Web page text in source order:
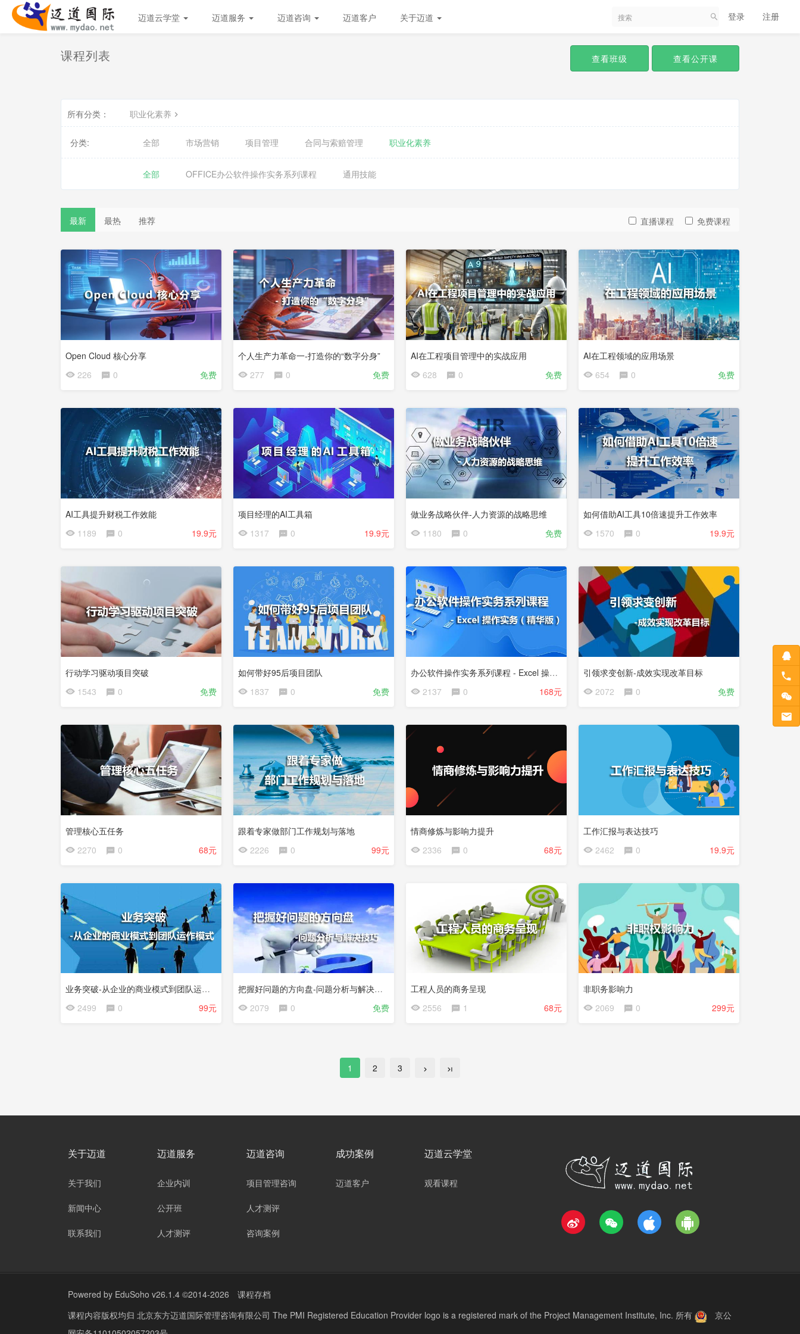
迈道云学堂 迈道服务 迈道咨询 迈道客户 关于迈道 登录 注册
课程列表 查看班级 查看公开课
所有分类： 职业化素养
分类: 全部 市场营销 项目管理 合同与索赔管理 职业化素养
全部 OFFICE办公软件操作实务系列课程 通用技能
最新 最热 推荐 直播课程 免费课程
Open Cloud 核心分享
226
0 免费
个人生产力革命一-打造你的“数字分身”
277
0 免费
AI在工程项目管理中的实战应用
628
0 免费
AI在工程领域的应用场景
654
0 免费
AI工具提升财税工作效能
1189
0 19.9元
试
看
项目经理的AI工具箱
1317
0 19.9元
做业务战略伙伴-人力资源的战略思维
1180
0 免费
如何借助AI工具10倍速提升工作效率
1570
0 19.9元
行动学习驱动项目突破
1543
0 免费
如何带好95后项目团队
1837
0 免费
办公软件操作实务系列课程 - Excel 操作实务（精华版）
2137
0 168元
引领求变创新-成效实现改革目标
2072
0 免费
管理核心五任务
2270
0 68元
试
看
跟着专家做部门工作规划与落地
2226
0 99元
试
看
情商修炼与影响力提升
2336
0 68元
工作汇报与表达技巧
2462
0 19.9元
业务突破-从企业的商业模式到团队运作模式
2499
0 99元
把握好问题的方向盘-问题分析与解决技巧
2079
0 免费
试
看
工程人员的商务呈现
2556
1 68元
非职务影响力
2069
0 299元
1 2 3
关于迈道
关于我们
新闻中心
联系我们
迈道服务
企业内训
公开班
人才测评
迈道咨询
项目管理咨询
人才测评
咨询案例
成功案例
迈道客户
迈道云学堂
观看课程
Powered by EduSoho v26.1.4 ©2014-2026
课程存档
课程内容版权均归 北京东方迈道国际管理咨询有限公司 The PMI Registered Education Provider logo is a registered mark of the Project Management Institute, Inc. 所有
京公